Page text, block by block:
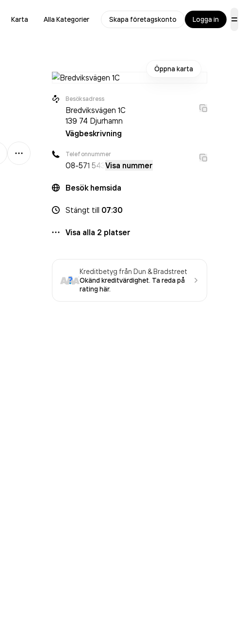
Karta Alla Kategorier Skapa företagskonto Logga in
Mer
Öppna karta
Besöksadress
Bredviksvägen 1C
139 74 Djurhamn
Vägbeskrivning
Telefonnummer
08-571 543 Visa nummer
Besök hemsida
Stängt till 07:30
Visa alla 2 platser
Kreditbetyg från Dun & Bradstreet
Okänd kreditvärdighet. Ta reda på
rating här.